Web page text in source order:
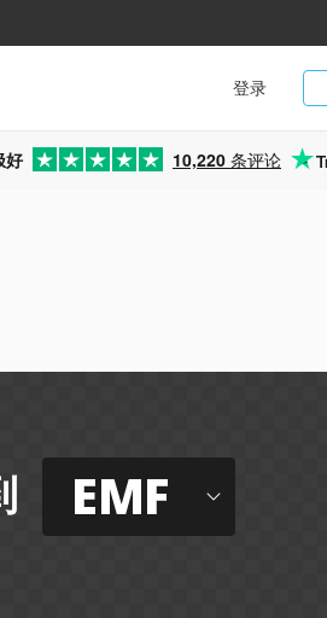
登录
好 10,220 条评论
EMF